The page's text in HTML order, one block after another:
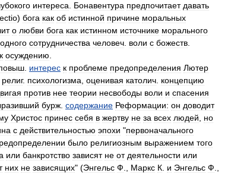
интереса Бонавентура предпочитает давать
) бога как об истинной причине моральных
о любви бога как истинном источнике морального
сотрудничества человеч воли с божеств
к осуждению
интерес к проблеме предопределения Лютер
религ. психологизма оценивая католич концепцию
против нее теории несвободы воли и спасения
бурж содержание Реформации: он доводит
Христос принес себя в жертву не за всех людей
но
с действительностью эпохи "первоначального
было религиозным выражением того
или банкротство зависят не от деятельности или
них не зависящих" (Энгельс Ф Маркс К и Энгельс Ф